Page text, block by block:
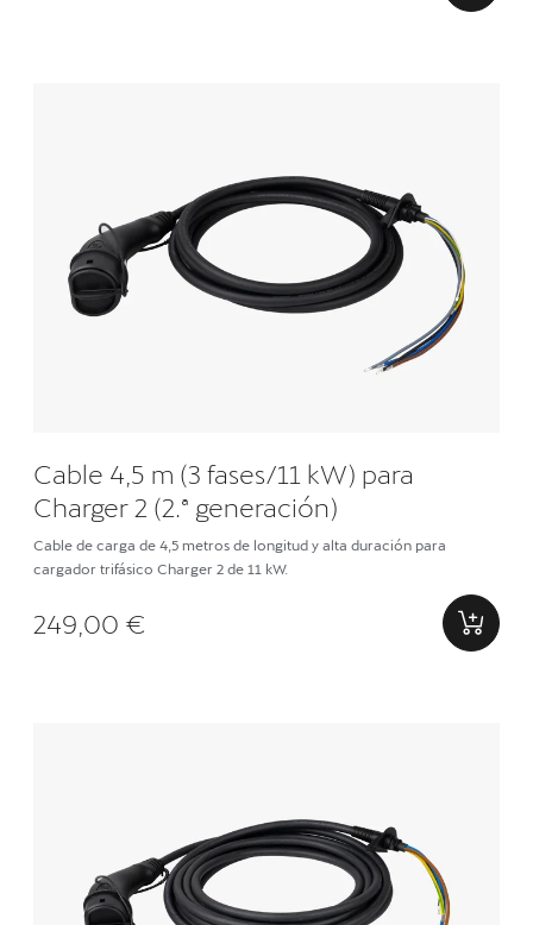
Cable 4,5 m (3 fases/11 kW) para
Charger 2 (2.ª generación)
Cable de carga de 4,5 metros de longitud y alta duración para
cargador trifásico Charger 2 de 11 kW.
249,00 €